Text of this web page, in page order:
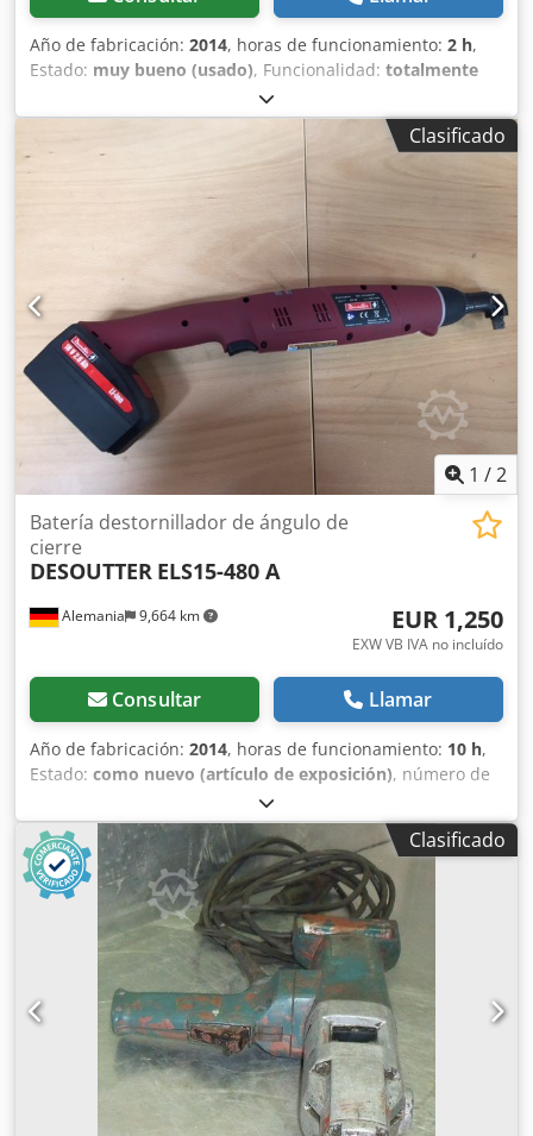
Año de fabricación: 2014, horas de funcionamiento: 2 h,
Estado: muy bueno (usado), Funcionalidad: totalmente
, número de máquina/vehículo:
nuestro inventario de herramientas de demostración,
probadas y completamente funcionales: Destornillador
tipo pistola inalámbrico Desoutter E-Lit Premium ELS6-
1000P con ajuste de velocidad (mediante módulo opcional)
Velocidad de ralentí: 300 a 1000 min-1 Rango de par: 0,8 a
6 Nm Salida: Hexagonal 1/4" F Longitud: 215 mm Peso sin
batería: 0,8 kg Codpfx Acov Ipclozsha Otras herramientas
para producción industrial y mantenimiento bajo
demanda.
Clasificado
1 /2
Alemania 9,664 km
Batería destornillador de ángulo de
cierre
DESOUTTER ELS15-480 A
EUR 1,250
EXW VB IVA no incluído
Consultar Llamar
Año de fabricación: 2014, horas de funcionamiento: 10 h,
Estado: como nuevo (artículo de exposición), número de
6151656290
batería Desoutter ELS15-480-A Herramienta de
demostración con cargador de 230 V + 2 baterías (18 V, 2,6
Ah) Codscr H Eajpfx Aczeha Velocidad en vacío: de 200 a
480 min-1 Rango de par: de 5,0 a 15 Nm Acoplamiento:
cuadrado de 3/8" Longitud: 410 mm Peso sin batería: 1,2
Clasificado